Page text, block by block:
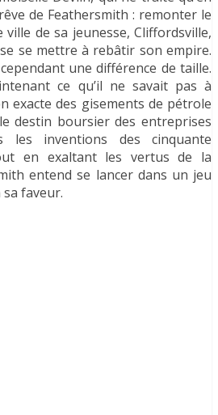
de Feathersmith : remonter le
ville de sa jeunesse, Cliffordsville,
se mettre à rebâtir son empire.
une différence de taille.
ce qu’il ne savait pas à
exacte des gisements de pétrole
destin boursier des entreprises
les inventions des cinquante
en exaltant les vertus de la
entend se lancer dans un jeu
faveur.